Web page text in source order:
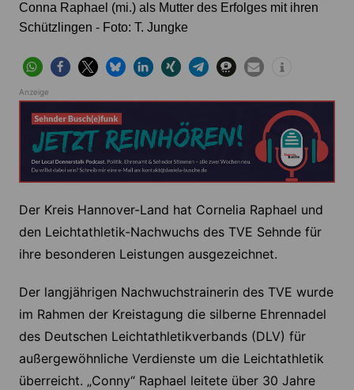
Conna Raphael (mi.) als Mutter des Erfolges mit ihren
Schützlingen - Foto: T. Jungke
Anzeige
Der Kreis Hannover-Land hat Cornelia Raphael und
den Leichtathletik-Nachwuchs des TVE Sehnde für
ihre besonderen Leistungen ausgezeichnet.
Der langjährigen Nachwuchstrainerin des TVE wurde
im Rahmen der Kreistagung die silberne Ehrennadel
des Deutschen Leichtathletikverbands (DLV) für
außergewöhnliche Verdienste um die Leichtathletik
überreicht. „Conny“ Raphael leitete über 30 Jahre